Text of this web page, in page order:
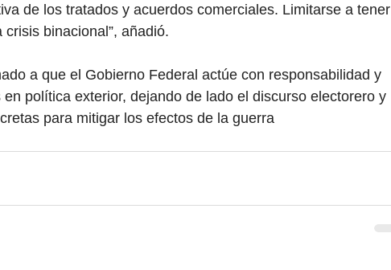
de los tratados y acuerdos comerciales. Limitarse a tener
binacional”, añadió.
a que el Gobierno Federal actúe con responsabilidad y
política exterior, dejando de lado el discurso electorero y
para mitigar los efectos de la guerra